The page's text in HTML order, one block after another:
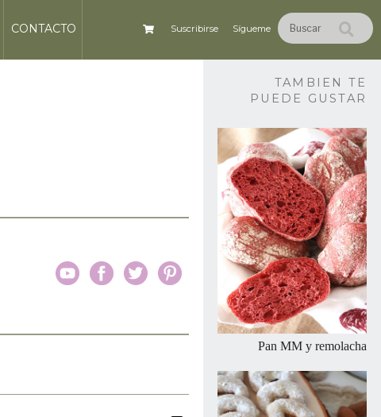
Suscribirse Sígueme
CONTACTO
TAMBIEN TE
PUEDE GUSTAR
Pan MM y remolacha